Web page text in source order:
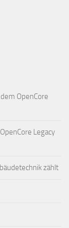
OpenCore
Legacy
zählt